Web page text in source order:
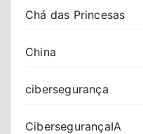
Chá das Princesas
China
cibersegurança
CibersegurançaIA